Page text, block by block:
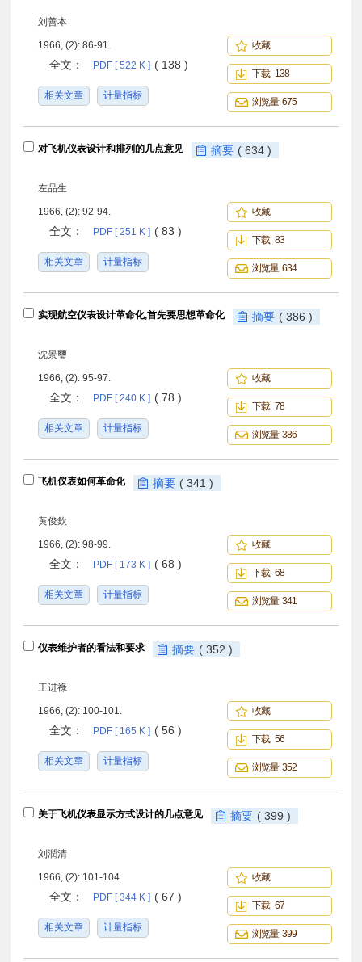
刘善本
1966, (2): 86-91.
全文： PDF [ 522 K ] ( 138 )
相关文章 计量指标
收藏
下载 138
浏览量 675
对飞机仪表设计和排列的几点意见 摘要 ( 634 )
左品生
1966, (2): 92-94.
全文： PDF [ 251 K ] ( 83 )
相关文章 计量指标
收藏
下载 83
浏览量 634
实现航空仪表设计革命化,首先要思想革命化 摘要 ( 386 )
沈景璽
1966, (2): 95-97.
全文： PDF [ 240 K ] ( 78 )
相关文章 计量指标
收藏
下载 78
浏览量 386
飞机仪表如何革命化 摘要 ( 341 )
黄俊欽
1966, (2): 98-99.
全文： PDF [ 173 K ] ( 68 )
相关文章 计量指标
收藏
下载 68
浏览量 341
仪表维护者的看法和要求 摘要 ( 352 )
王进祿
1966, (2): 100-101.
全文： PDF [ 165 K ] ( 56 )
相关文章 计量指标
收藏
下载 56
浏览量 352
关于飞机仪表显示方式设计的几点意见 摘要 ( 399 )
刘潤清
1966, (2): 101-104.
全文： PDF [ 344 K ] ( 67 )
相关文章 计量指标
收藏
下载 67
浏览量 399